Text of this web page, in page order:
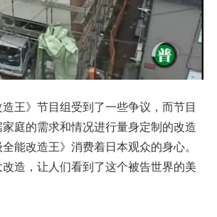
王》节目组受到了一些争议，而节目
庭的需求和情况进行量身定制的改造
能改造王》消费着日本观众的身心。
造，让人们看到了这个被告世界的美